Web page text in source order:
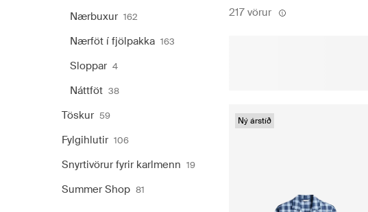
Nærbuxur 162
Nærföt í fjölpakka 163
Sloppar 4
Náttföt 38
Töskur 59
Fylgihlutir 106
Snyrtivörur fyrir karlmenn 19
Summer Shop 81
217 vörur
Ný árstíð